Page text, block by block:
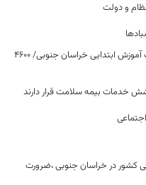
و دولت
تقدیر مقام عالی وزارت از عملکرد جهادی معاونت آموزش ابتدایی خراسان جنوبی/ ۴۶۰۰
کشور در خراسان جنوبی ،ضرورت